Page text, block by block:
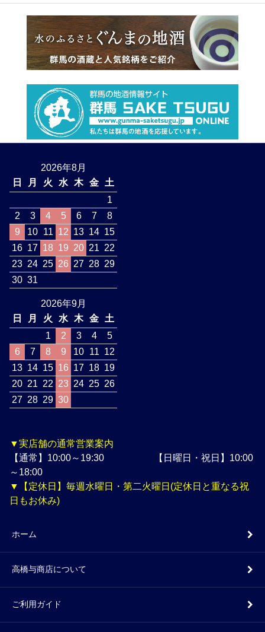
2026年8月
日
月 火 水 木 金
土
1
2
3 4 5 6 7
8
9
10 11 12 13 14 15
16 17 18 19 20 21 22
23 24 25 26 27 28 29
30 31
2026年9月
日
月 火 水 木 金
土
1
2 3 4
5
6
7 8 9 10 11 12
13 14 15 16 17 18 19
20 21 22 23 24 25 26
27 28 29 30
▼実店舗の通常営業案内
【通常】10:00～19:30 【日曜日・祝日】10:00
～18:00
▼【定休日】毎週水曜日・第二火曜日(定休日と重なる祝
日もお休み)
ホーム
高橋与商店について
ご利用ガイド